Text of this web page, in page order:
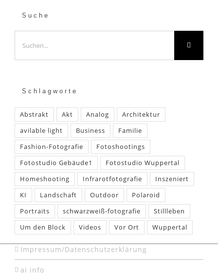
Suche
nach:
Schlagworte
Abstrakt Akt Analog
Architektur
avilable light
Business
Familie
Fashion-Fotografie
Fotoshootings
Fotostudio Gebäude1
Fotostudio Wuppertal
Homeshooting
Infrarotfotografie
Inszeniert
KI
Landschaft Outdoor
Polaroid
Portraits
schwarzweiß-fotografie
Stillleben
Um den Block
Videos Vor Ort Wuppertal
Impressum/Datenschutzerklärung
ai info